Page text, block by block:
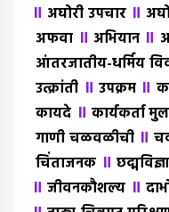
॥ अघोरी उपचार ॥
अफवा ॥ अभियान ॥
आंतरजातीय-धर्मिय
उत्क्रांती ॥ उपक्रम ॥
कायदे ॥ कार्यकर्ता
गाणी चळवळीची ॥
चिंताजनक ॥
॥जीवनकौशल्य ॥